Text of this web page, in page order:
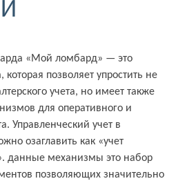
«Мой ломбард» — это
позволяет упростить не
учета, но имеет также
для оперативного и
Управленческий учет в
озаглавить как «учет
данные механизмы это набор
позволяющих значительно